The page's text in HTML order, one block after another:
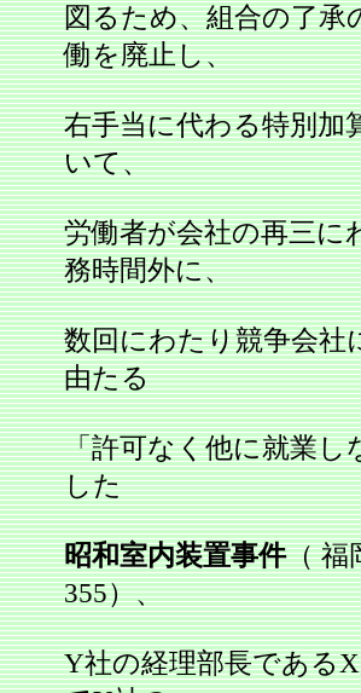
図るため、組合の了承
働を廃止し、
右手当に代わる特別加
いて、
労働者が会社の再三に
務時間外に、
数回にわたり競争会社
由たる
「許可なく他に就業し
した
昭和室内装置事件（ 福
355）、
Y社の経理部長である